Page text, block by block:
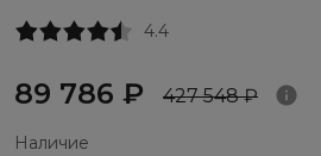
4.4
89 786 ₽ 427 548 ₽
Наличие